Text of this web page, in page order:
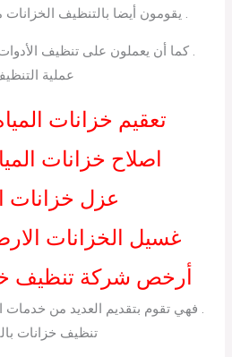
. يقومون أيضا بالتنظيف
. كما أن يعملون على تنظيف
عملية
تعقيم خزانات
اصلاح خزانات
عزل خزانات
غسيل الخزانات
أرخص شركة تنظيف
. فهي تقوم بتقديم العديد من خدمات
تنظيف خزانات